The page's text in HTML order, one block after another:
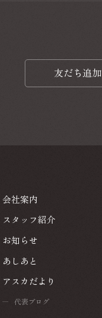
友だち追加
会社案内
会社案内
スタッフ紹介
スタッフ紹介
お知らせ
お知らせ
あしあと
あしあと
アスカだより
アスカだより
代表ブログ